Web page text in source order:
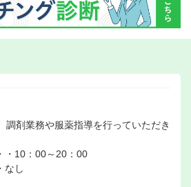
調剤業務や服薬指導を行っていただき
・10：00～20：00
なし